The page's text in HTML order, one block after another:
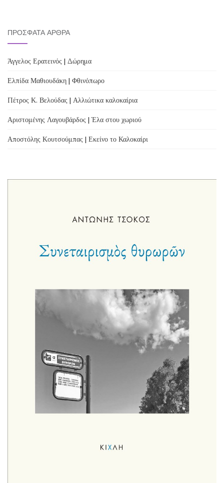
ΠΡΌΣΦΑΤΑ ΆΡΘΡΑ
Άγγελος Ερατεινός | Δώρημα
Ελπίδα Μαθιουδάκη | Φθινόπωρο
Πέτρος Κ. Βελούδας | Αλλιώτικα καλοκαίρια
Αριστομένης Λαγουβάρδος | Έλα στου χωριού
Αποστόλης Κουτσούμπας | Εκείνο το Καλοκαίρι